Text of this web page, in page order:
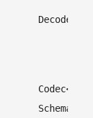
Schema>